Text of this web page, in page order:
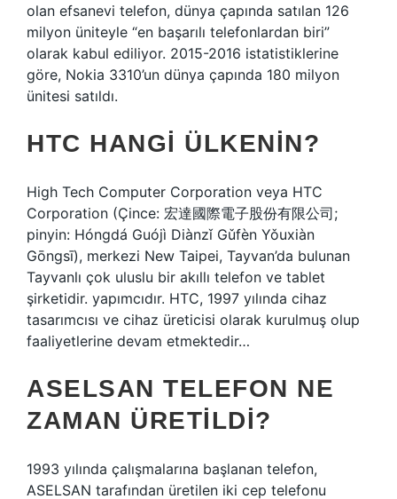
olan efsanevi telefon, dünya çapında satılan 126
milyon üniteyle “en başarılı telefonlardan biri”
olarak kabul ediliyor. 2015-2016 istatistiklerine
göre, Nokia 3310’un dünya çapında 180 milyon
ünitesi satıldı.
HTC HANGI ÜLKENIN?
High Tech Computer Corporation veya HTC
Corporation (Çince: 宏達國際電子股份有限公司;
pinyin: Hóngdá Guójì Diànzǐ Gǔfèn Yǒuxiàn
Gōngsī), merkezi New Taipei, Tayvan’da bulunan
Tayvanlı çok uluslu bir akıllı telefon ve tablet
şirketidir. yapımcıdır. HTC, 1997 yılında cihaz
tasarımcısı ve cihaz üreticisi olarak kurulmuş olup
faaliyetlerine devam etmektedir…
ASELSAN TELEFON NE
ZAMAN ÜRETILDI?
1993 yılında çalışmalarına başlanan telefon,
ASELSAN tarafından üretilen iki cep telefonu